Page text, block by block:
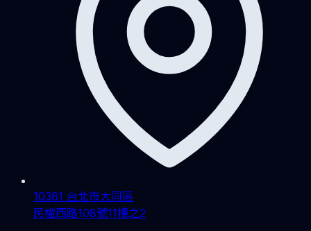
10361 台北市大同區
民權西路108號11樓之2